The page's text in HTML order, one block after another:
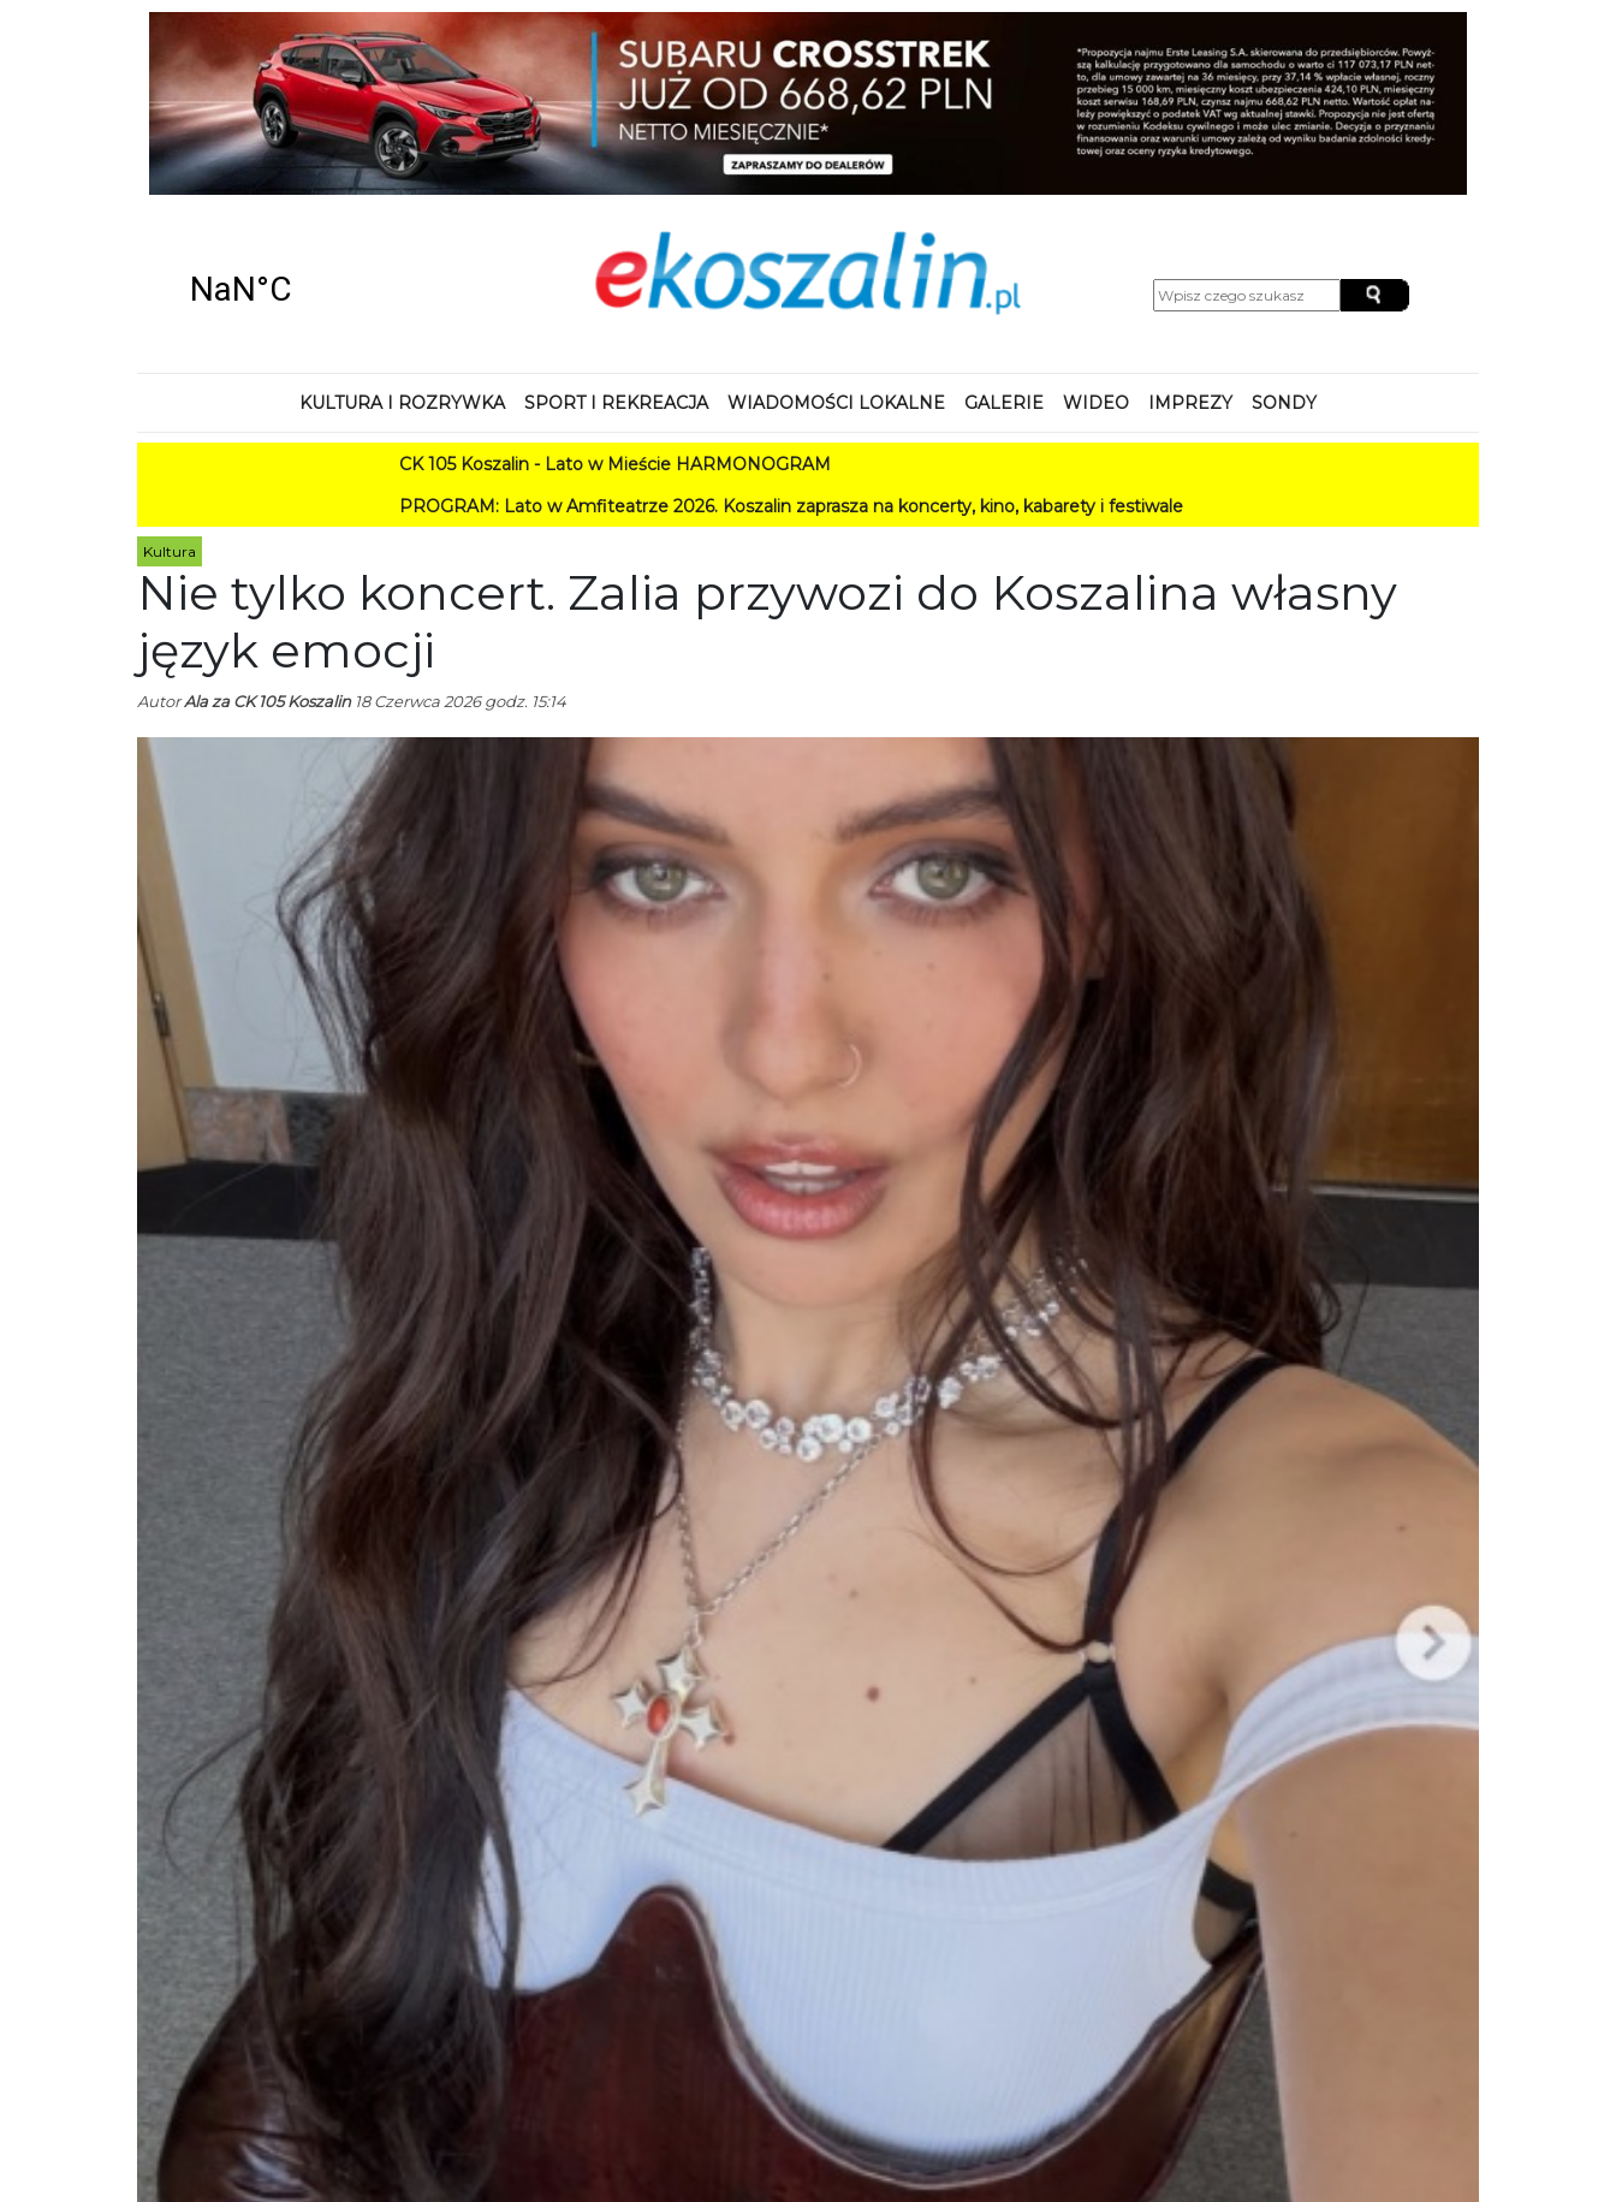
KULTURA I ROZRYWKA SPORT I REKREACJA WIADOMOŚCI LOKALNE GALERIE WIDEO IMPREZY SONDY
CK 105 Koszalin - Lato w Mieście HARMONOGRAM
PROGRAM: Lato w Amfiteatrze 2026. Koszalin zaprasza na koncerty, kino, kabarety i festiwale
Kultura
Nie tylko koncert. Zalia przywozi do Koszalina własny
język emocji
AutorAla za CK 105 Koszalin18 Czerwca 2026 godz. 15:14